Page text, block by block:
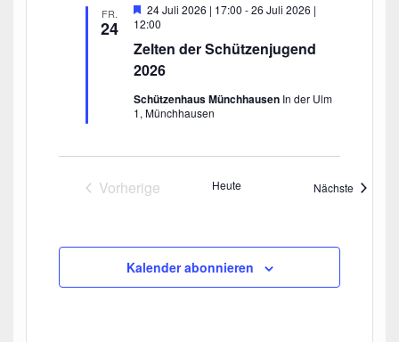
e
n
FR.
24
Zelten der Schützenjugend
2026
H
e
v
o
r
g
e
h
24 Juli 2026 | 17:00 -26 Juli 2026 |
12:00
Schützenhaus Münchhausen In der Ulm
1, Münchhausen
Vorherige
Heute Nächste
Kalender abonnieren